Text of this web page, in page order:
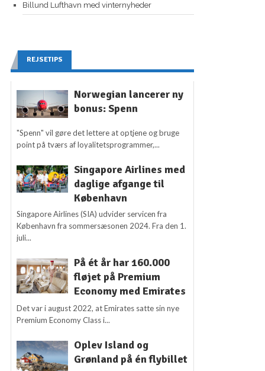
Billund Lufthavn med vinternyheder
REJSETIPS
Norwegian lancerer ny
bonus: Spenn
"Spenn" vil gøre det lettere at optjene og bruge
point på tværs af loyalitetsprogrammer,...
Singapore Airlines med
daglige afgange til
København
Singapore Airlines (SIA) udvider servicen fra
København fra sommersæsonen 2024. Fra den 1.
juli...
På ét år har 160.000
fløjet på Premium
Economy med Emirates
Det var i august 2022, at Emirates satte sin nye
Premium Economy Class i...
Oplev Island og
Grønland på én flybillet